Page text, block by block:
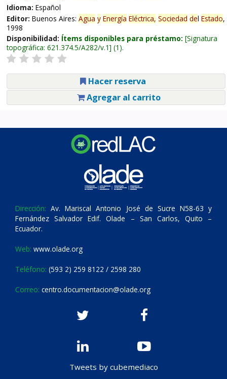
Idioma: Español
Editor: Buenos Aires: Agua y Energía Eléctrica, Sociedad del Estado,
1998
Disponibilidad: Ítems disponibles para préstamo: Signatura
topográfica: 621.374.5/A282/v.1 (1).
Hacer reserva
Agregar al carrito
Dirección: Av. Mariscal Antonio José de Sucre N58-63 y
Fernández Salvador Edif. Olade – San Carlos, Quito –
Ecuador.
Web: www.olade.org
Teléfono: (593 2) 259 8122 / 2598 280
Correo: centro.documentacion@olade.org
Tweets by cubemediaco